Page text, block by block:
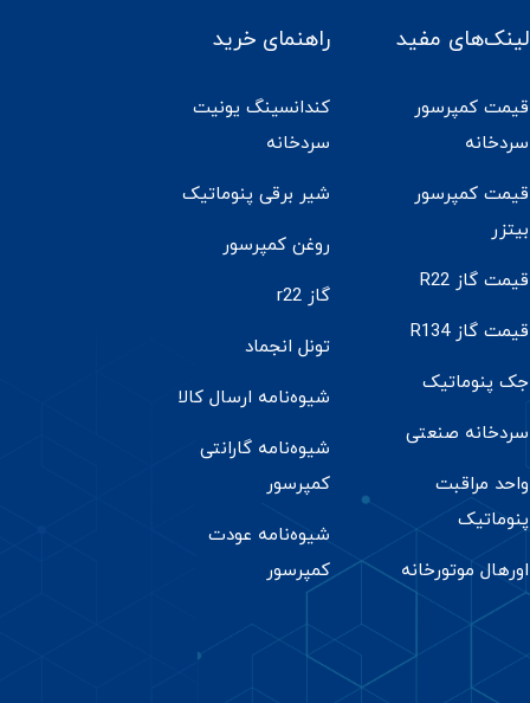
لینک‌های مفید
قیمت کمپرسور
سردخانه
قیمت کمپرسور
بیتزر
قیمت گاز R22
قیمت گاز R134
جک پنوماتیک
سردخانه صنعتی
واحد مراقبت
پنوماتیک
اورهال موتورخانه
راهنمای خرید
کندانسینگ یونیت
سردخانه
شیر برقی پنوماتیک
روغن کمپرسور
گاز r22
تونل انجماد
شیوه‌نامه ارسال کالا
شیوه‌نامه گارانتی
کمپرسور
شیوه‌نامه عودت
کمپرسور